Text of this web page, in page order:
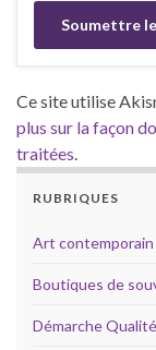
Ce site utilise
plus sur la façon
traitées
RUBRIQUES
Art contemporain
Boutiques de
Démarche Qualité